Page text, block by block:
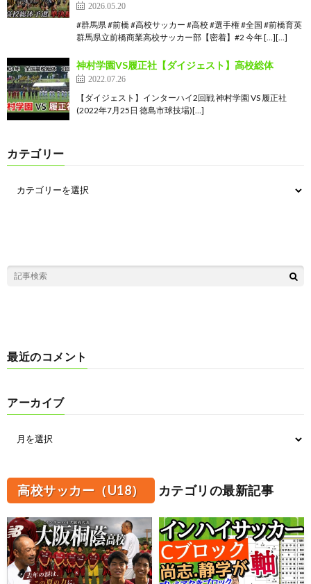
2026.05.20
#群馬県 #前橋 #高校サッカー #高校 #選手権 #全国 #前橋育英
群馬県立前橋商業高校サッカー部【密着】#2 今年 […][…]
神村学園VS履正社【ダイジェスト】高校総体
2022.07.26
【ダイジェスト】インターハイ2回戦 神村学園 VS 履正社
(2022年7月25日 徳島市球技場)[…]
カテゴリー
最近のコメント
アーカイブ
高校サッカー（U18） カテゴリの最新記事